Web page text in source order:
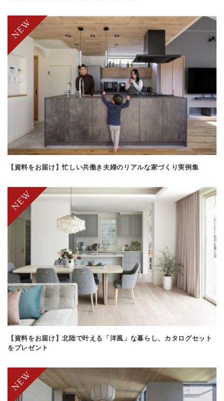
【資料をお届け】忙しい共働き夫婦のリアルな家づくり実例集
【資料をお届け】北陸で叶える「洋風」な暮らし、カタログセット
をプレゼント